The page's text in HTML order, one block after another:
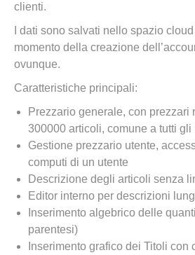
clienti.
I dati sono salvati nello spazio
momento della creazione
ovunque.
Caratteristiche principali:
Prezzario generale, con prezzari
300000 articoli, comune a tutti gli
Gestione prezzario utente,
computi di un utente
Descrizione degli articoli senza
Editor interno per descrizioni
Inserimento algebrico delle
parentesi)
Inserimento grafico dei Titoli con